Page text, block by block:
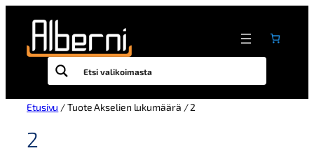
sisältöön
Etusivu / Tuote Akselien lukumäärä / 2
2